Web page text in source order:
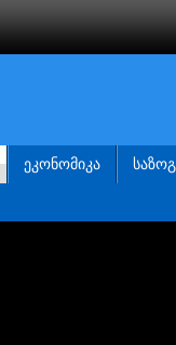
ᲔᲙᲝᲜᲝᲛᲘᲙᲐ